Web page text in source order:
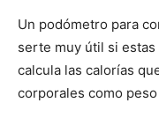
Un podómetro para
serte muy útil si
calcula las calorías
corporales como